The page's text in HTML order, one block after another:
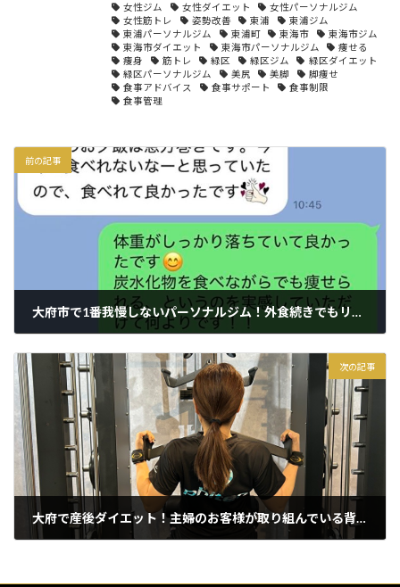
女性ジム
女性ダイエット
女性パーソナルジム
女性筋トレ
姿勢改善 東浦
東浦ジム
東浦パーソナルジム
東浦町 東海市
東海市ジム
東海市ダイエット
東海市パーソナルジム
痩せる
痩身
筋トレ 緑区 緑区ジム
緑区ダイエット
緑区パーソナルジム
美尻 美脚
脚痩せ
食事アドバイス
食事サポート
食事制限
食事管理
前の記事
大府市で1番我慢しないパーソナルジム！外食続きでもリバウンドなし
次の記事
大府で産後ダイエット！主婦のお客様が取り組んでいる背中トレ